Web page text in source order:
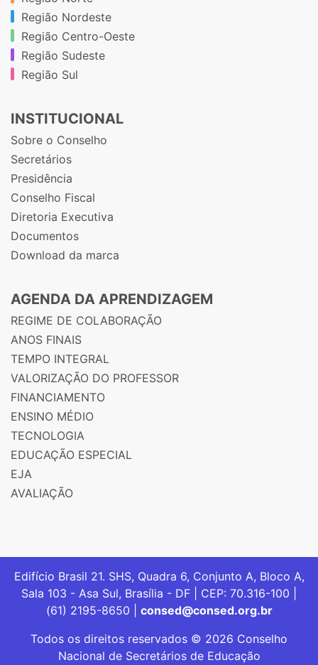
Região Nordeste
Região Centro-Oeste
Região Sudeste
Região Sul
INSTITUCIONAL
Sobre o Conselho
Secretários
Presidência
Conselho Fiscal
Diretoria Executiva
Documentos
Download da marca
AGENDA DA APRENDIZAGEM
REGIME DE COLABORAÇÃO
ANOS FINAIS
TEMPO INTEGRAL
VALORIZAÇÃO DO PROFESSOR
FINANCIAMENTO
ENSINO MÉDIO
TECNOLOGIA
EDUCAÇÃO ESPECIAL
EJA
AVALIAÇÃO
Edifício Brasil 21. SHS, Quadra 6, Conjunto A, Bloco A,
Sala 103 - Asa Sul, Brasília - DF | CEP: 70.316-100 |
(61) 2195-8650 | consed@consed.org.br
Todos os direitos reservados © 2026 Conselho
Nacional de Secretários de Educação